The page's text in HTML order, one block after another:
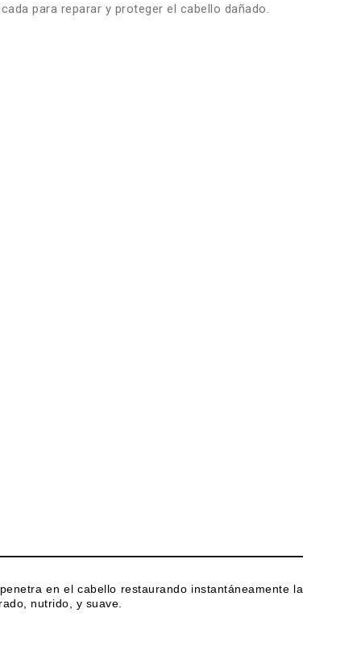
para reparar y proteger el cabello dañado.
en el cabello restaurando instantáneamente la
nutrido, y suave.